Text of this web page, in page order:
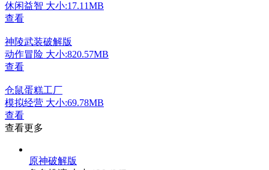
休闲益智 大小:17.11MB
查看
神陵武装破解版
动作冒险 大小:820.57MB
查看
仓鼠蛋糕工厂
模拟经营 大小:69.78MB
查看
查看更多
原神破解版